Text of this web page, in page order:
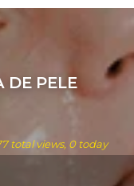
DE PELE
total views, 0 today